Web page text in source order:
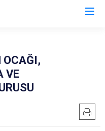
OCAĞI,
VE